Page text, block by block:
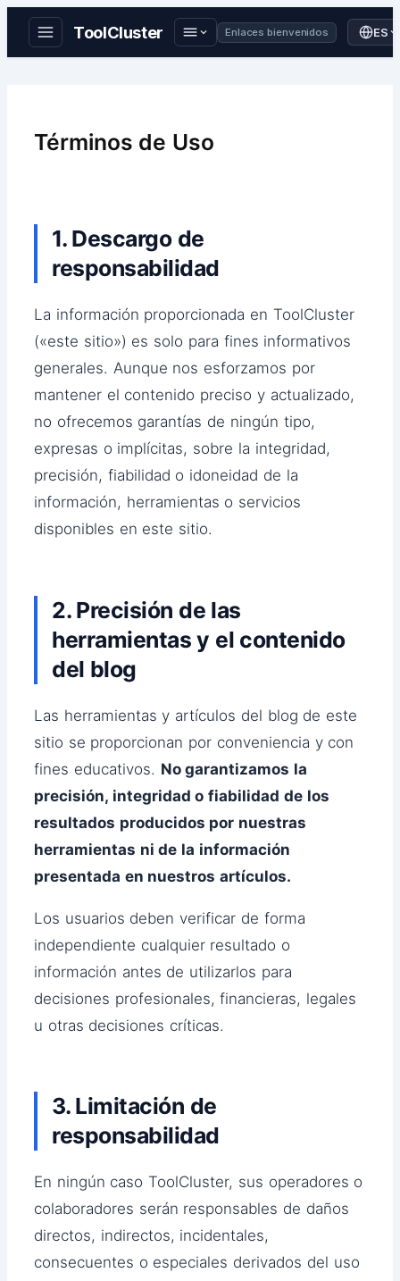
ToolCluster Enlaces bienvenidos ES
Términos de Uso
1. Descargo de
responsabilidad
La información proporcionada en ToolCluster
(«este sitio») es solo para fines informativos
generales. Aunque nos esforzamos por
mantener el contenido preciso y actualizado,
no ofrecemos garantías de ningún tipo,
expresas o implícitas, sobre la integridad,
precisión, fiabilidad o idoneidad de la
información, herramientas o servicios
disponibles en este sitio.
2. Precisión de las
herramientas y el contenido
del blog
Las herramientas y artículos del blog de este
sitio se proporcionan por conveniencia y con
fines educativos. No garantizamos la
precisión, integridad o fiabilidad de los
resultados producidos por nuestras
herramientas ni de la información
presentada en nuestros artículos.
Los usuarios deben verificar de forma
independiente cualquier resultado o
información antes de utilizarlos para
decisiones profesionales, financieras, legales
u otras decisiones críticas.
3. Limitación de
responsabilidad
En ningún caso ToolCluster, sus operadores o
colaboradores serán responsables de daños
directos, indirectos, incidentales,
consecuentes o especiales derivados del uso